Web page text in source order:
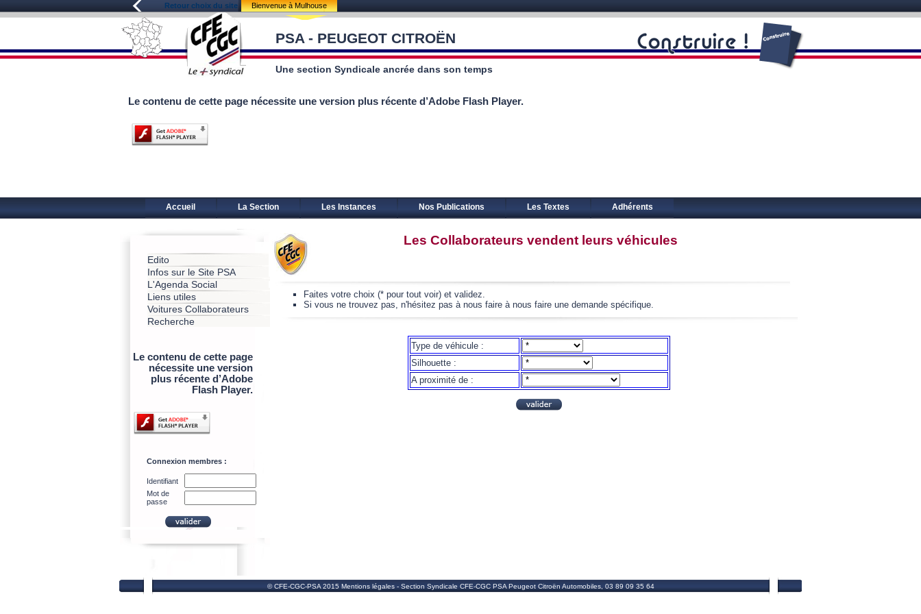
Retour choix du site Bienvenue à Mulhouse
PSA - PEUGEOT CITROËN
Une section Syndicale ancrée dans son temps
Le contenu de cette page nécessite une version plus récente d’Adobe Flash Player.
Accueil La Section Les Instances Nos Publications Les Textes Adhérents
Edito
Infos sur le Site PSA
L'Agenda Social
Liens utiles
Voitures Collaborateurs
Recherche
Le contenu de cette page
nécessite une version
plus récente d’Adobe
Flash Player.
Connexion membres :
Identifiant
Mot de
passe
Les Collaborateurs vendent leurs véhicules
Faites votre choix (* pour tout voir) et validez.
Si vous ne trouvez pas, n'hésitez pas à nous faire à nous faire une demande spécifique.
Type de véhicule :
Silhouette :
A proximité de :
© CFE-CGC-PSA 2015 Mentions légales - Section Syndicale CFE-CGC PSA Peugeot Citroën Automobiles, 03 89 09 35 64